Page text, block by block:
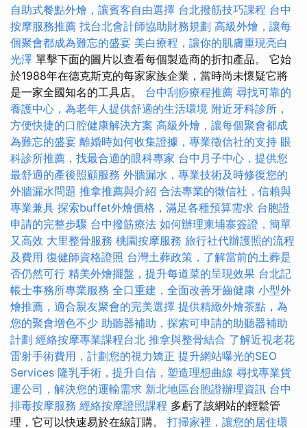
自助式餐點外燴，讓賓客自由選擇 台北撥筋技巧課程 台中
按摩服務推薦 找台北會計師協助財務規劃 高級外燴，讓每
個聚會都成為難忘的盛宴 美白療程，讓你的肌膚重現亮白
光澤 單擊下面的圖片以查看每個製造商的折扣產品。 它始
於1988年在德克斯克的每家家族企業，當時尚未懷疑它將
是一家全國知名的工具店。 台中刮痧療程推薦 尋找可靠的
養護中心，為老年人提供舒適的生活環境 附近牙科診所，
方便快捷的口腔健康解決方案 高級外燴，讓每個聚會都成
為難忘的盛宴 離婚時如何收集證據，專業徵信社的支持 眼
科診所推薦，找最合適的眼科專家 台中月子中心，提供您
最舒適的產後照顧服務 外牆漏水，專業技術及時修復您的
外牆漏水問題 推拿推薦與介紹 合法專業的徵信社，信賴與
專業兼具 探索buffet外燴價格，滿足各種預算需求 台胞證
申請的完整步驟 台中撥筋療法 如何辦理柬埔寨簽證，簡單
又高效 大里整骨服務 桃園按摩服務 旅行社代辦護照的流程
及費用 復健師資格證照 台灣土葬政策，了解當前的土葬是
否仍然可行 精美外燴擺盤，提升每道菜的呈現效果 台北記
帳士事務所專業服務 全口重建，全面改善牙齒健康 小型外
燴推薦，適合親友聚會的完美選擇 提供精緻外燴茶點，為
您的聚會增色不少 助聽器補助，探索可申請的助聽器補助
計劃 經絡按摩專業課程台北 推拿與整骨結合 了解近視老花
雷射手術費用，計劃您的視力矯正 提升網站曝光的SEO
Services 隆乳手術，提升自信，塑造理想曲線 尋找專業貨
運公司，解決您的運輸需求 新北地區台胞證辦理資訊 台中
排毒按摩服務 經絡按摩證照課程 多虧了該網站的輕鬆管
理，它可以快速易於在線訂購。 打掃家裡，讓您的居住環